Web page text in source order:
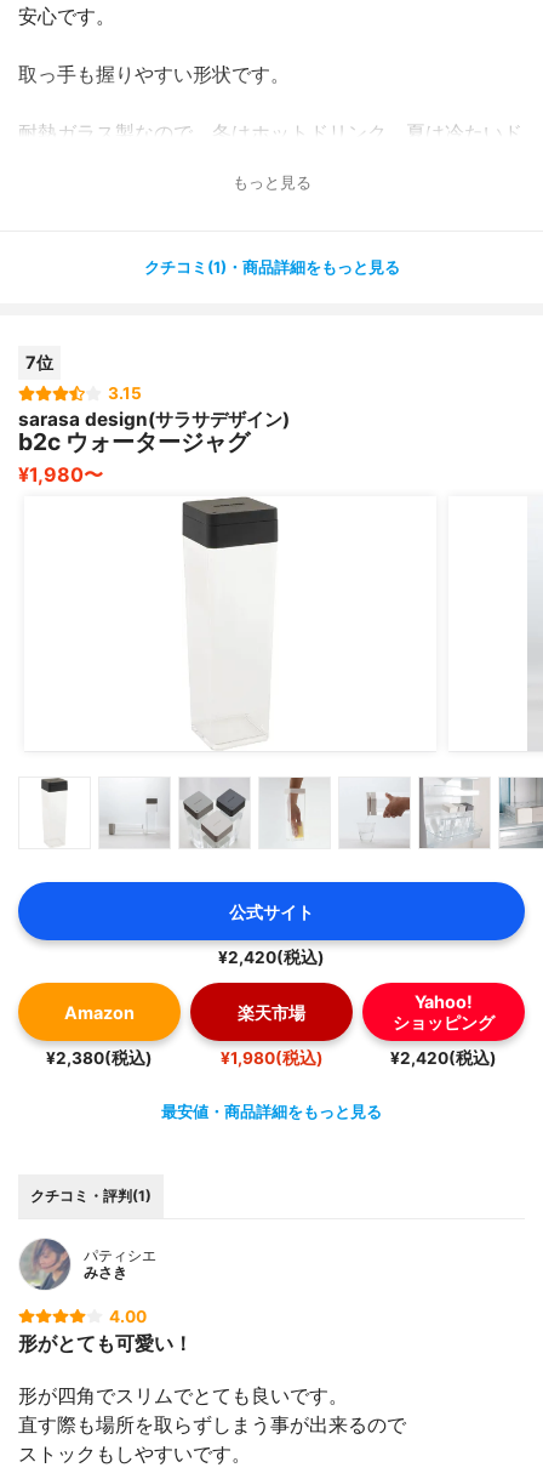
安心です。
取っ手も握りやすい形状です。
耐熱ガラス製なので、冬はホットドリンク、夏は冷たいド
もっと見る
クチコミ(1)・商品詳細をもっと見る
7位
3.15
sarasa design(サラサデザイン)
b2c ウォータージャグ
¥1,980〜
公式サイト
¥2,420(税込)
Amazon
¥2,380(税込)
楽天市場
¥1,980(税込)
Yahoo!
ショッピング
¥2,420(税込)
最安値・商品詳細をもっと見る
クチコミ・評判(1)
パティシエ
みさき
4.00
形がとても可愛い！
形が四角でスリムでとても良いです。
直す際も場所を取らずしまう事が出来るので
ストックもしやすいです。